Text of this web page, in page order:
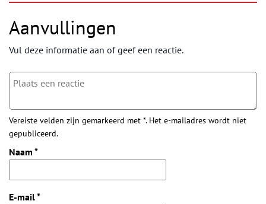
Aanvullingen
Vul deze informatie aan of geef een reactie.
Vereiste velden zijn gemarkeerd met *. Het e-mailadres wordt niet
gepubliceerd.
Naam *
E-mail*